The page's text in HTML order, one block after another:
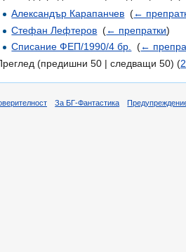
Александър Карапанчев ‎(←
Стефан Лефтеров ‎(← препратки)
Списание ФЕП/1990/4 бр.
‎(←
(предишни 50 | следващи 50) (
За БГ-Фантастика